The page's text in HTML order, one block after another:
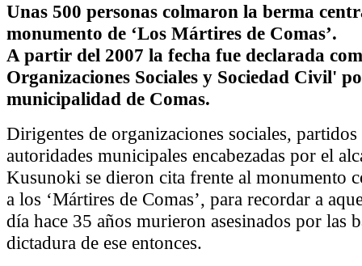
Unas 500 personas colmaron la berma
monumento de ‘Los Mártires de Comas’.
A partir del 2007 la fecha fue declarada
Organizaciones Sociales y Sociedad Civil'
municipalidad de Comas.
Dirigentes de organizaciones sociales,
autoridades municipales encabezadas por el
Kusunoki se dieron cita frente al monumento
a los ‘Mártires de Comas’, para recordar a
día hace 35 años murieron asesinados por las
dictadura de ese entonces.